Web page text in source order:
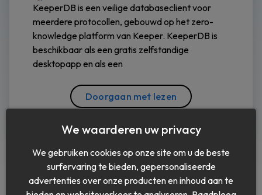
KeeperDB is een veilige databaseclient voor
meerdere protocollen, gebouwd op het zero-
knowledge platform van Keeper. KeeperDB is
beschikbaar als een gratis zelfstandige
desktopapp en als een
Doorgaan met lezen
We waarderen uw privacy
We gebruiken cookies op onze site om u de beste
surfervaring te bieden, gepersonaliseerde
advertenties over onze producten en inhoud aan te